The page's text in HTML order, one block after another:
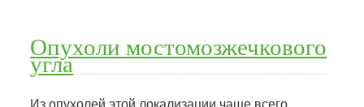
Опухоли мостомозжечкового
угла
Из опухолей этой локализации чаще всего